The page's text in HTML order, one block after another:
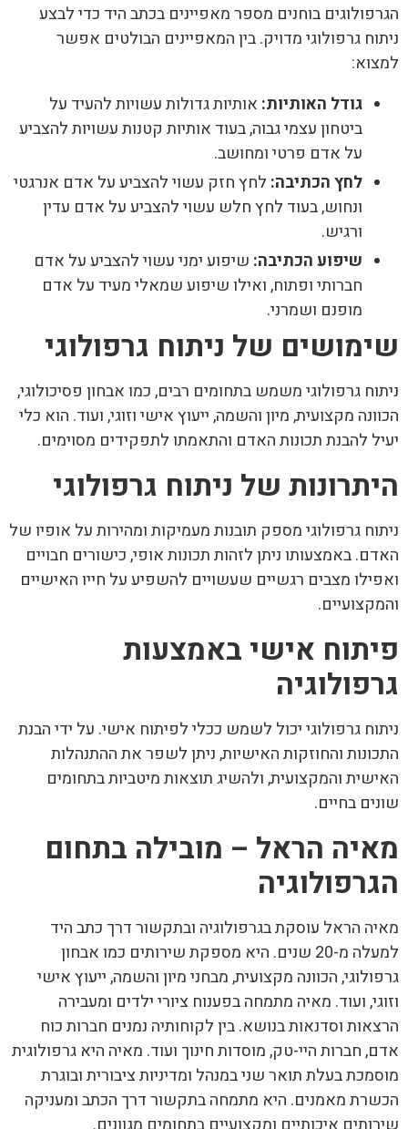
הגרפולוגים בוחנים מספר מאפיינים בכתב היד כדי לבצע
ניתוח גרפולוגי מדויק. בין המאפיינים הבולטים אפשר
למצוא:
גודל האותיות: אותיות גדולות עשויות להעיד על
ביטחון עצמי גבוה, בעוד אותיות קטנות עשויות להצביע
על אדם פרטי ומחושב.
לחץ הכתיבה: לחץ חזק עשוי להצביע על אדם אנרגטי
ונחוש, בעוד לחץ חלש עשוי להצביע על אדם עדין
ורגיש.
שיפוע הכתיבה: שיפוע ימני עשוי להצביע על אדם
חברותי ופתוח, ואילו שיפוע שמאלי מעיד על אדם
מופנם ושמרני.
שימושים של ניתוח גרפולוגי
ניתוח גרפולוגימשמש בתחומים רבים, כמו אבחון פסיכולוגי,
הכוונה מקצועית, מיון והשמה, ייעוץ אישי וזוגי, ועוד. הוא כלי
יעיל להבנת תכונות האדם והתאמתו לתפקידים מסוימים.
היתרונות של ניתוח גרפולוגי
ניתוח גרפולוגימספק תובנות מעמיקות ומהירות על אופיו של
האדם. באמצעותו ניתן לזהות תכונות אופי, כישורים חבויים
ואפילו מצבים רגשיים שעשויים להשפיע על חייו האישיים
והמקצועיים.
פיתוח אישי באמצעות
גרפולוגיה
ניתוח גרפולוגייכול לשמש ככלי לפיתוח אישי. על ידי הבנת
התכונות והחוזקות האישיות, ניתן לשפר את ההתנהלות
האישית והמקצועית, ולהשיג תוצאות מיטביות בתחומים
שונים בחיים.
מאיה הראל – מובילה בתחום
הגרפולוגיה
מאיה הראל עוסקת בגרפולוגיה ובתקשור דרך כתב היד
למעלה מ-20 שנים. היא מספקת שירותים כמו אבחון
גרפולוגי, הכוונה מקצועית, מבחני מיון והשמה, ייעוץ אישי
וזוגי, ועוד. מאיה מתמחה בפענוח ציורי ילדים ומעבירה
הרצאות וסדנאות בנושא. בין לקוחותיה נמנים חברות כוח
אדם, חברות היי-טק, מוסדות חינוך ועוד. מאיה היא גרפולוגית
מוסמכת בעלת תואר שני במנהל ומדיניות ציבורית ובוגרת
הכשרת מאמנים. היא מתמחה בתקשור דרך הכתב ומעניקה